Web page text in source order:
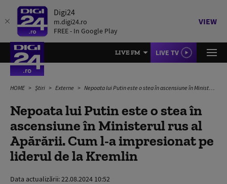
Digi24
m.digi24.ro
FREE - In Google Play
VIEW
LIVE FM LIVE TV
HOME Știri Externe Nepoata lui Putin este o stea în ascensiune în Ministerul rus al Apărării. Cum l-a impresionat pe liderul de la Kremlin
Nepoata lui Putin este o stea în
ascensiune în Ministerul rus al
Apărării. Cum l-a impresionat pe
liderul de la Kremlin
Data actualizării:22.08.2024 10:52